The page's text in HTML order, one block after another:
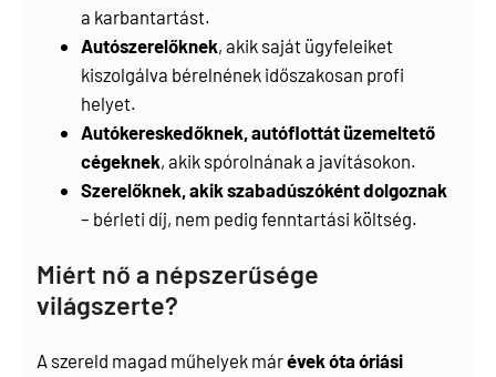
a karbantartást.
Autószerelőknek, akik saját ügyfeleiket
kiszolgálva bérelnének időszakosan profi
helyet.
Autókereskedőknek, autóflottát üzemeltető
cégeknek, akik spórolnának a javításokon.
Szerelőknek, akik szabadúszóként dolgoznak
– bérleti díj, nem pedig fenntartási költség.
Miért nő a népszerűsége
világszerte?
A szereld magad műhelyek márévek óta óriási